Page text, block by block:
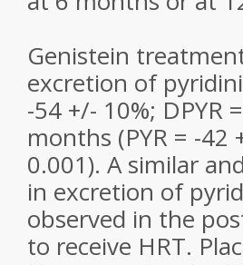
Genistein
excretion of
-54 +/- 10%; DPYR
months (PYR = -42
0.001). A similar
in excretion of
observed in the
to receive HRT.